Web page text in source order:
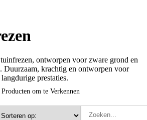
ontworpen voor zware grond en
Duurzaam, krachtig en ontworpen voor
langdurige prestaties.
Producten om te Verkennen